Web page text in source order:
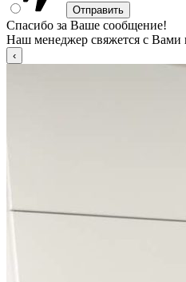
Спасибо за Ваше сообщение!
Наш менеджер свяжется с Вами